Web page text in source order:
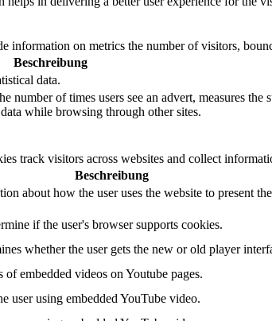
on metrics the number of visitors,
Beschreibung
data.
of times users see an advert, measures the
while browsing through other sites.
track visitors across websites and collect
Beschreibung
about how the user uses the website to present
if the user's browser supports cookies.
whether the user gets the new or old player
embedded videos on Youtube pages.
user using embedded YouTube video.